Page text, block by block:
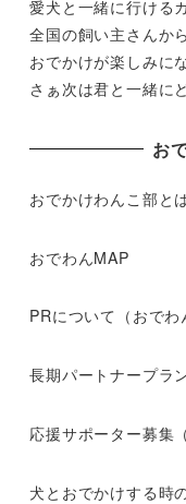
愛犬と一緒に行ける
全国の飼い主さんか
おでかけが楽しみに
さぁ次は君と一緒に
お
おでかけわんこ部と
おでわんMAP
PRについて（おでわ
長期パートナープラ
応援サポーター募集
犬とおでかけする時